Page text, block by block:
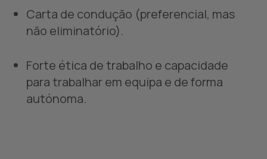
Carta de condução (preferencial, mas
não eliminatório).
Forte ética de trabalho e capacidade
para trabalhar em equipa e de forma
autónoma.